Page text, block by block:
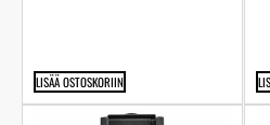
LISÄÄ OSTOSKORIIN